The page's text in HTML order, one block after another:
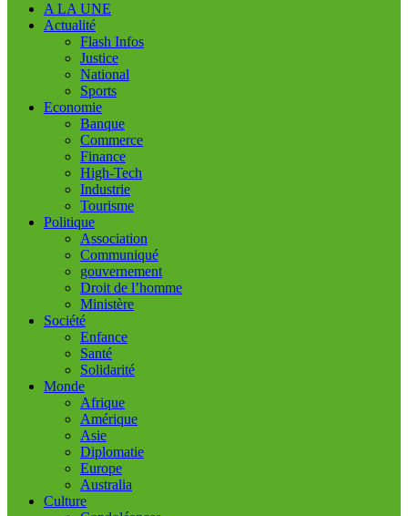
A LA UNE
Actualité
Flash Infos
Justice
National
Sports
Economie
Banque
Commerce
Finance
High-Tech
Industrie
Tourisme
Politique
Association
Communiqué
gouvernement
Droit de l’homme
Ministère
Société
Enfance
Santé
Solidarité
Monde
Afrique
Amérique
Asie
Diplomatie
Europe
Australia
Culture